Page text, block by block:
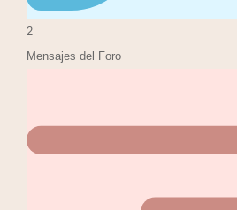
2
Mensajes del Foro